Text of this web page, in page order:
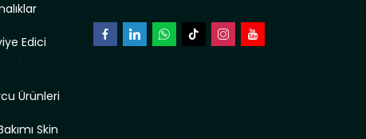
Edici
Ürünleri
Skin